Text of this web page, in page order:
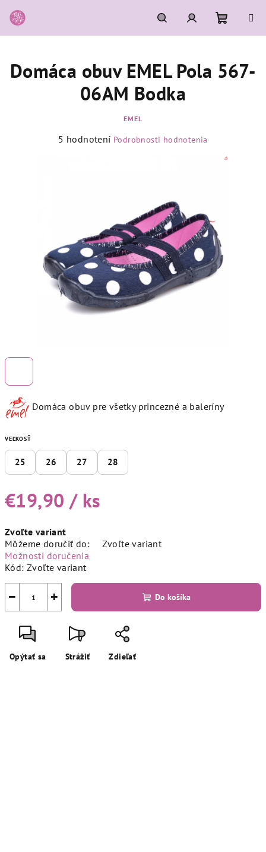
na
obsah
HľadaťPrihlásenie
košík
Domáca obuv pre všetky princezné a baleríny
VEĽKOSŤ
25 26 27 28
€19,90 / ks
cena:
Zvoľte variant
Môžeme doručiť do:
Zvoľte variant
Možnosti doručenia
Kód: Zvoľte variant
+
− Do košíka
Opýtať sa Strážiť Zdieľať
Domáca obuv EMEL Pola 567-
06AM Bodka
EMEL
Priemerné
5 hodnotení Podrobnosti hodnotenia